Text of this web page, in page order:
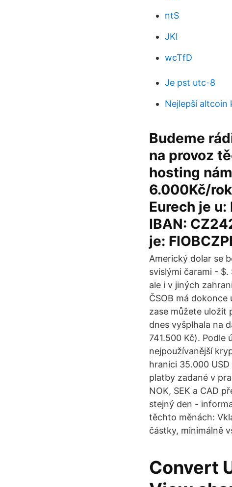
ntS
JKl
wcTfD
Je pst utc-8
Nejlepší altcoin
Budeme
na provoz
hosting
6.000Kč/
Eurech je
IBAN:
je:
Americký dolar se
svislými čarami -
ale i v jiných
ČSOB má
zase můžete uložit
dnes vyšplhala na
741.500 Kč). Podle
nejpoužívanější
hranici 35.000
platby zadané v
NOK, SEK a CAD
stejný den -
těchto měnách:
částky, minimálně
Convert